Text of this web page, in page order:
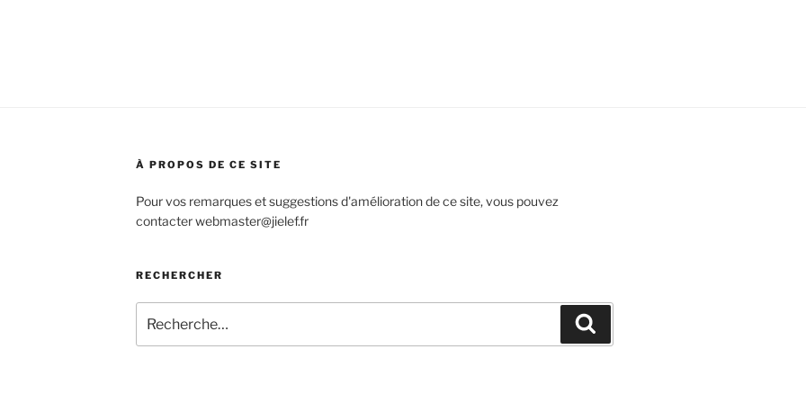
À PROPOS DE CE SITE
Pour vos remarques et suggestions d'amélioration de ce site, vous pouvez
contacter webmaster@jielef.fr
RECHERCHER
pour
: